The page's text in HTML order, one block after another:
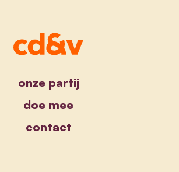
onze partij
doe mee
contact